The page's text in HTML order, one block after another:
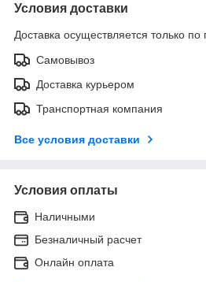
Условия доставки
Доставка осуществляется только по
Самовывоз
Доставка курьером
Транспортная компания
Все условия доставки
Условия оплаты
Наличными
Безналичный расчет
Онлайн оплата